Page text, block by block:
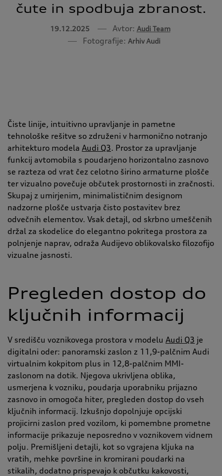
čute in spodbuja zbranost.
19.12.2025 Avtor: Audi Team
Fotografije: Arhiv Audi
Čiste linije, intuitivno upravljanje in pametne
tehnološke rešitve so združeni v harmonično notranjo
arhitekturo modela Audi Q3. Prostor za upravljanje
funkcij avtomobila s poudarjeno horizontalno zasnovo
se razteza od vrat čez celotno širino armaturne plošče
ter vizualno povečuje občutek prostornosti in zračnosti.
Skupaj z umirjenim, minimalističnim designom
nadzorne plošče ustvarja čisto postavitev brez
odvečnih elementov. Vsak detajl, od skrbno umeščenih
držal za skodelice do elegantno pokritega prostora za
polnjenje naprav, odraža Audijevo oblikovalsko filozofijo
vizualne jasnosti.
Pregleden dostop do
ključnih informacij
V središču voznikovega prostora v modelu Audi Q3 je
digitalni oder: panoramski zaslon z 11,9-palčnim Audi
virtualnim kokpitom plus in 12,8-palčnim MMI-
zaslonom na dotik. Njegova ukrivljena oblika,
usmerjena k vozniku, poudarja uporabniku prijazno
zasnovo in omogoča hiter, pregleden dostop do vseh
ključnih informacij. Izkušnjo dopolnjuje opcijski
projicirni zaslon pred vozilom, ki pomembne prometne
informacije prikazuje neposredno v voznikovem vidnem
polju. Premišljeni detajli, kot so vgrajena kljuka na
vratih, mehke površine in kromirani poudarki na
stikalih, dodatno prispevajo k občutku kakovosti,